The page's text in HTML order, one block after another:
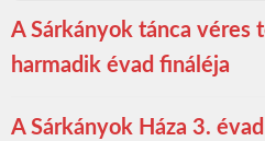
A Sárkányok tánca véres
harmadik évad fináléja
A Sárkányok Háza 3.